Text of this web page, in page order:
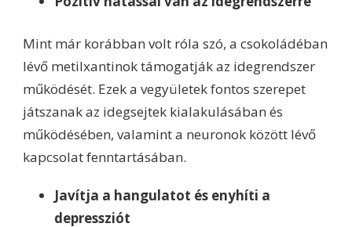
Mint már korábban volt róla szó, a csokoládéban
lévő metilxantinok támogatják az idegrendszer
működését. Ezek a vegyületek fontos szerepet
játszanak az idegsejtek kialakulásában és
működésében, valamint a neuronok között lévő
kapcsolat fenntartásában.
Javítja a hangulatot és enyhíti a
depressziót